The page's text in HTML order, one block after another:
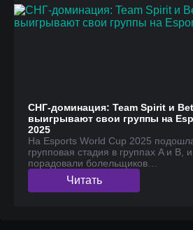
СНГ-доминация: Team Spirit и
выигрывают свои группы на
2025
На Esports World Cup 2025
групповая стадия в группах A и B,
порадовали болельщиков…
Читать